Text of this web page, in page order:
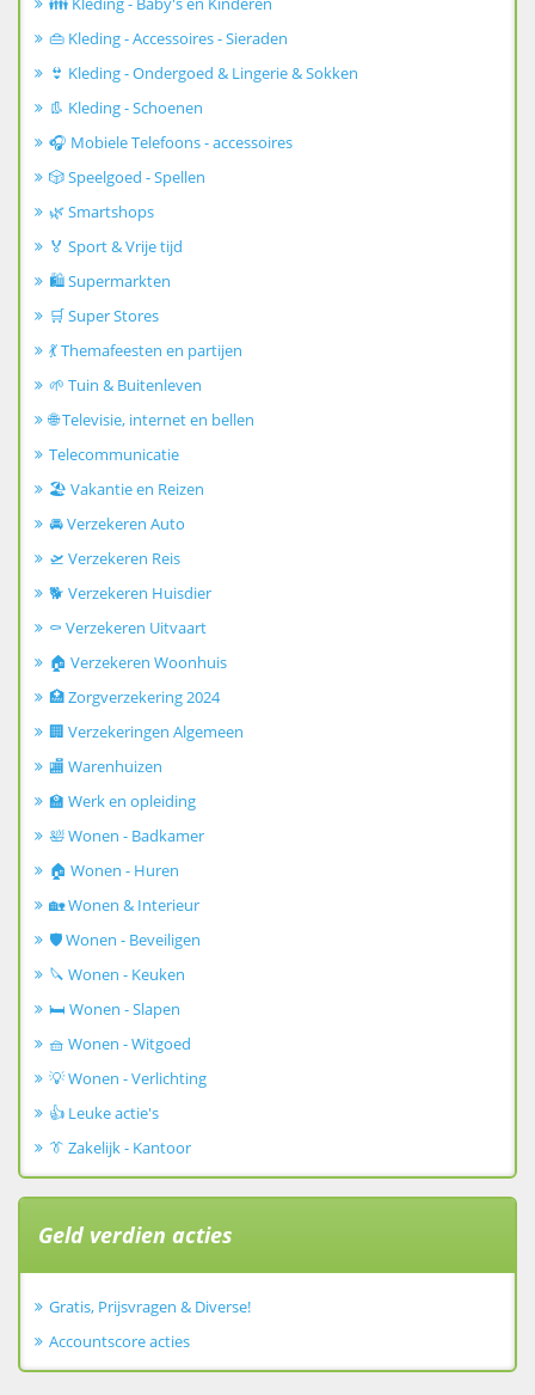
👜 Kleding - Accessoires - Sieraden
👙 Kleding - Ondergoed & Lingerie & Sokken
👢 Kleding - Schoenen
🎧 Mobiele Telefoons - accessoires
🎲 Speelgoed - Spellen
🌿 Smartshops
🏅 Sport & Vrije tijd
🛍️ Supermarkten
🛒 Super Stores
💃 Themafeesten en partijen
🌱 Tuin & Buitenleven
🌐 Televisie, internet en bellen
Telecommunicatie
🏖️ Vakantie en Reizen
🚘 Verzekeren Auto
🛫 Verzekeren Reis
🐕 Verzekeren Huisdier
⚰️ Verzekeren Uitvaart
🏠 Verzekeren Woonhuis
🏥 Zorgverzekering 2024
🏢 Verzekeringen Algemeen
🏬 Warenhuizen
🏫 Werk en opleiding
🛀 Wonen - Badkamer
🏠 Wonen - Huren
🏡 Wonen & Interieur
🛡️ Wonen - Beveiligen
🔪 Wonen - Keuken
🛏️ Wonen - Slapen
🧺 Wonen - Witgoed
💡 Wonen - Verlichting
👍 Leuke actie's
👔 Zakelijk - Kantoor
Geld verdien acties
Gratis, Prijsvragen & Diverse!
Accountscore acties